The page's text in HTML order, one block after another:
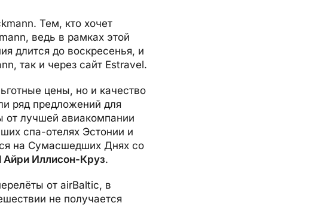
Тем, кто хочет
ведь в рамках этой
длится до воскресенья, и
так и через сайт Estravel.
цены, но и качество
ряд предложений для
лучшей авиакомпании
спа-отелях Эстонии и
на Сумасшедших Днях со
Айри Иллисон-Круз.
от airBaltic, в
не получается